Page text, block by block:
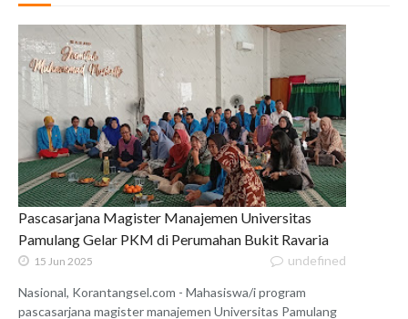
Pascasarjana Magister Manajemen Universitas
Pamulang Gelar PKM di Perumahan Bukit Ravaria
15 Jun 2025 undefined
Nasional, Korantangsel.com - Mahasiswa/i program
pascasarjana magister manajemen Universitas Pamulang